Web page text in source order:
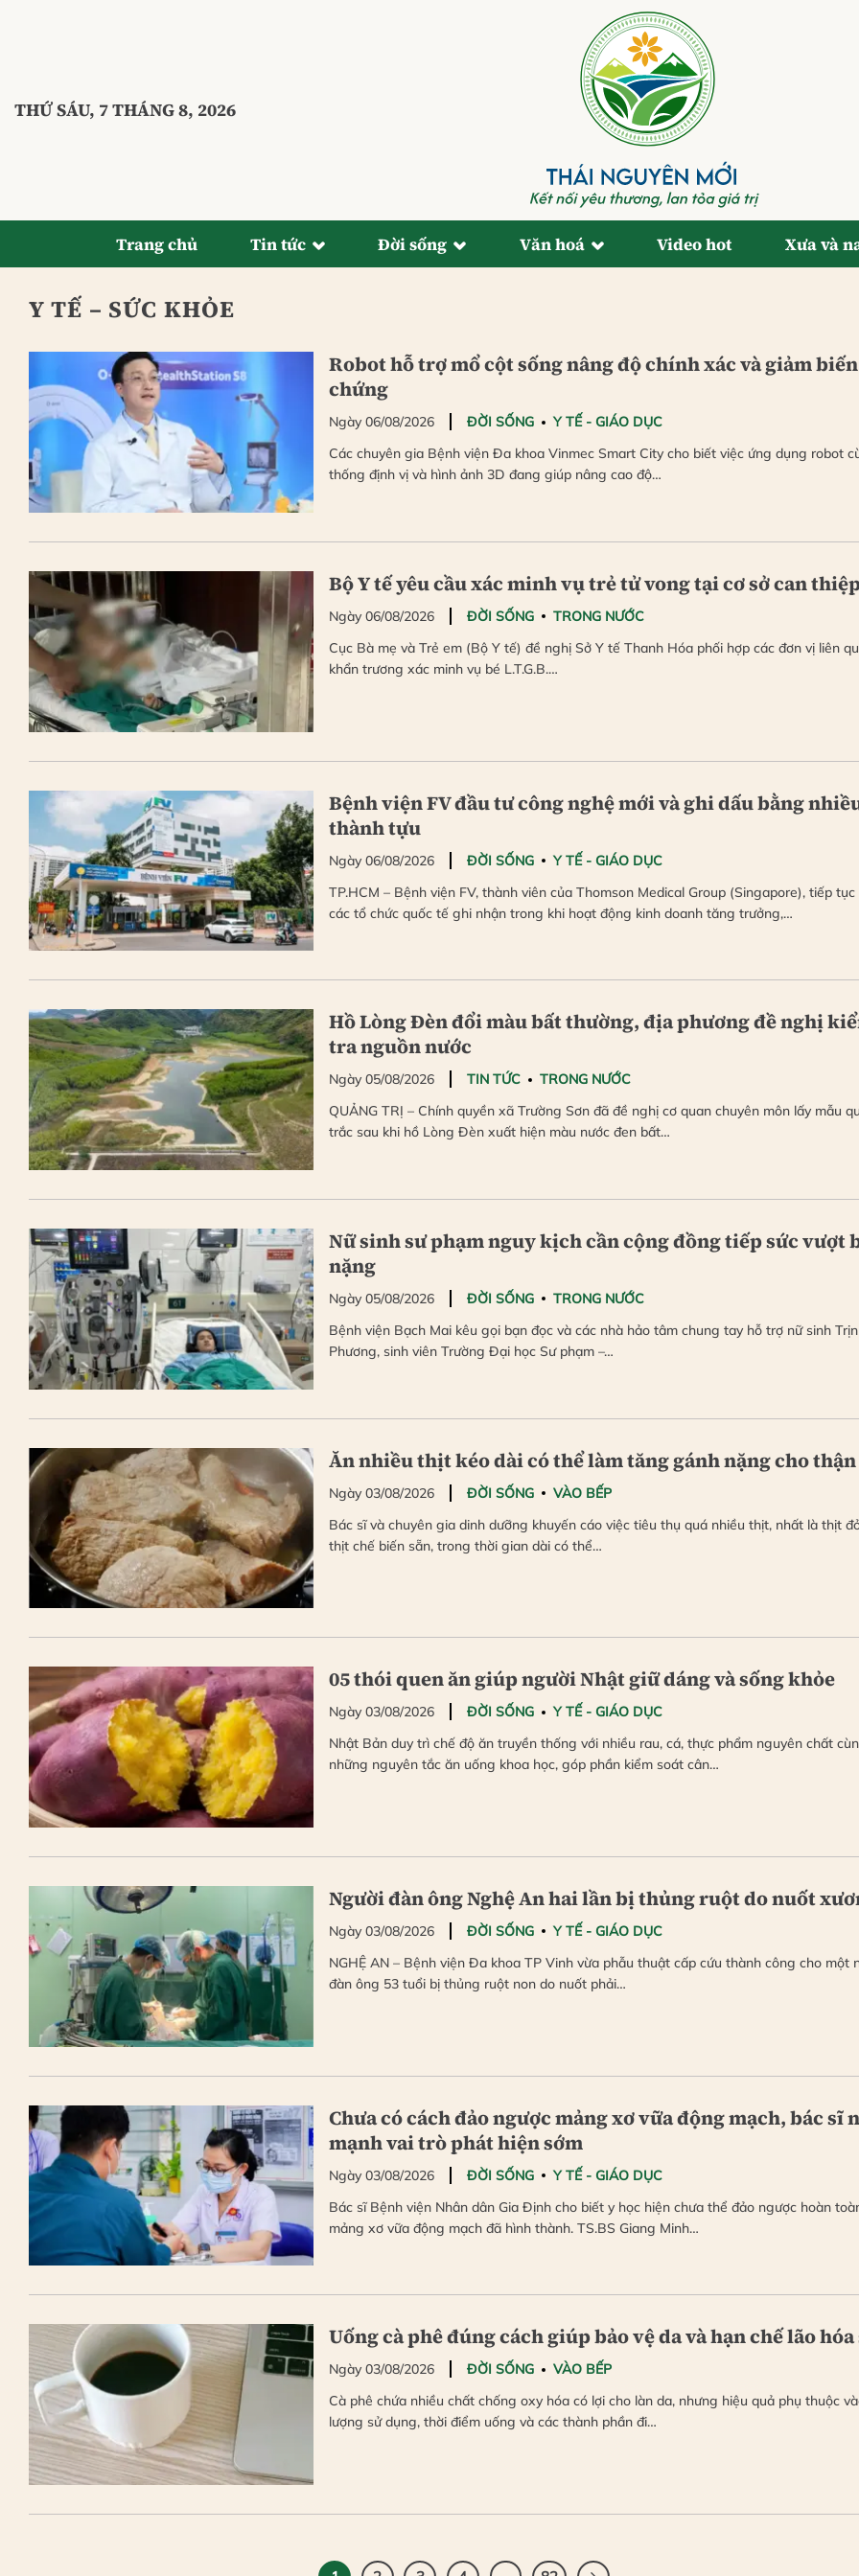
THỨ SÁU, 7 THÁNG 8, 2026
Trang chủ Tin tức Đời sống Văn hoá Video hot Xưa và
Y TẾ – SỨC KHỎE
Robot hỗ trợ mổ cột sống nâng độ chính xác và giảm biến
chứng
Ngày 06/08/2026 ĐỜI SỐNG
Y TẾ - GIÁO DỤC
Các chuyên gia Bệnh viện Đa khoa Vinmec Smart City cho biết việc ứng dụng robot
thống định vị và hình ảnh 3D đang giúp nâng cao độ…
Bộ Y tế yêu cầu xác minh vụ trẻ tử vong tại cơ sở can
Ngày 06/08/2026 ĐỜI SỐNG
TRONG NƯỚC
Cục Bà mẹ và Trẻ em (Bộ Y tế) đề nghị Sở Y tế Thanh Hóa phối hợp các đơn vị liên
khẩn trương xác minh vụ bé L.T.G.B.…
Bệnh viện FV đầu tư công nghệ mới và ghi dấu bằng
thành tựu
Ngày 06/08/2026 ĐỜI SỐNG
Y TẾ - GIÁO DỤC
TP.HCM – Bệnh viện FV, thành viên của Thomson Medical Group (Singapore), tiếp tục
các tổ chức quốc tế ghi nhận trong khi hoạt động kinh doanh tăng trưởng,…
Hồ Lòng Đèn đổi màu bất thường, địa phương đề nghị
tra nguồn nước
Ngày 05/08/2026 TIN TỨC
TRONG NƯỚC
QUẢNG TRỊ – Chính quyền xã Trường Sơn đã đề nghị cơ quan chuyên môn lấy mẫu
trắc sau khi hồ Lòng Đèn xuất hiện màu nước đen bất…
Nữ sinh sư phạm nguy kịch cần cộng đồng tiếp sức vượt
nặng
Ngày 05/08/2026 ĐỜI SỐNG
TRONG NƯỚC
Bệnh viện Bạch Mai kêu gọi bạn đọc và các nhà hảo tâm chung tay hỗ trợ nữ sinh
Phương, sinh viên Trường Đại học Sư phạm –…
Ăn nhiều thịt kéo dài có thể làm tăng gánh nặng cho thận
Ngày 03/08/2026 ĐỜI SỐNG
VÀO BẾP
Bác sĩ và chuyên gia dinh dưỡng khuyến cáo việc tiêu thụ quá nhiều thịt, nhất là thịt
thịt chế biến sẵn, trong thời gian dài có thể…
05 thói quen ăn giúp người Nhật giữ dáng và sống khỏe
Ngày 03/08/2026 ĐỜI SỐNG
Y TẾ - GIÁO DỤC
Nhật Bản duy trì chế độ ăn truyền thống với nhiều rau, cá, thực phẩm nguyên chất
những nguyên tắc ăn uống khoa học, góp phần kiểm soát cân…
Người đàn ông Nghệ An hai lần bị thủng ruột do nuốt
Ngày 03/08/2026 ĐỜI SỐNG
Y TẾ - GIÁO DỤC
NGHỆ AN – Bệnh viện Đa khoa TP Vinh vừa phẫu thuật cấp cứu thành công cho một
đàn ông 53 tuổi bị thủng ruột non do nuốt phải…
Chưa có cách đảo ngược mảng xơ vữa động mạch, bác sĩ
mạnh vai trò phát hiện sớm
Ngày 03/08/2026 ĐỜI SỐNG
Y TẾ - GIÁO DỤC
Bác sĩ Bệnh viện Nhân dân Gia Định cho biết y học hiện chưa thể đảo ngược hoàn
mảng xơ vữa động mạch đã hình thành. TS.BS Giang Minh…
Uống cà phê đúng cách giúp bảo vệ da và hạn chế lão
Ngày 03/08/2026 ĐỜI SỐNG
VÀO BẾP
Cà phê chứa nhiều chất chống oxy hóa có lợi cho làn da, nhưng hiệu quả phụ thuộc
lượng sử dụng, thời điểm uống và các thành phần đi…